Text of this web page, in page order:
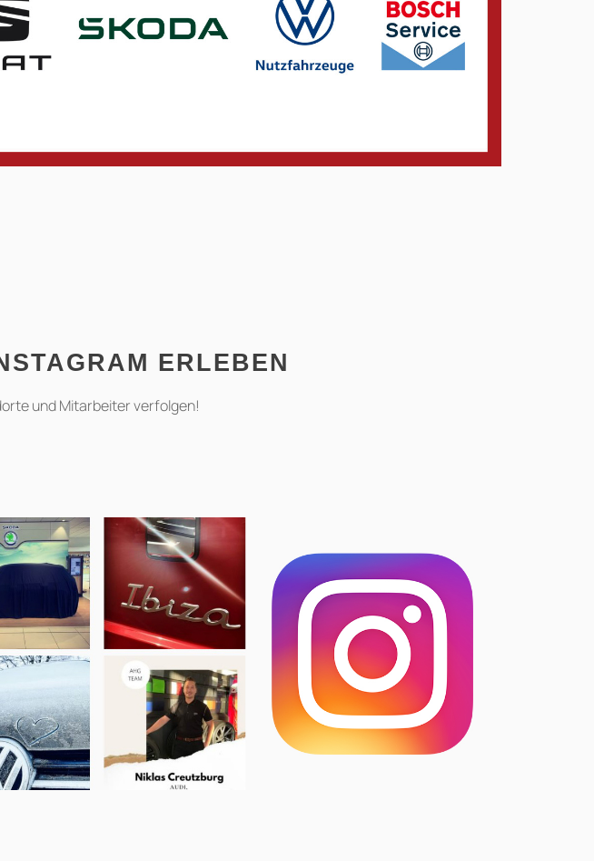
ERLEBEN
und Mitarbeiter verfolgen!